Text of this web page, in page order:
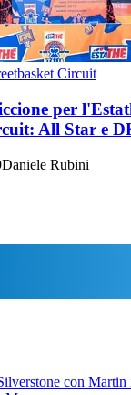
Circuit
per
All Star e
Daniele Rubini
con